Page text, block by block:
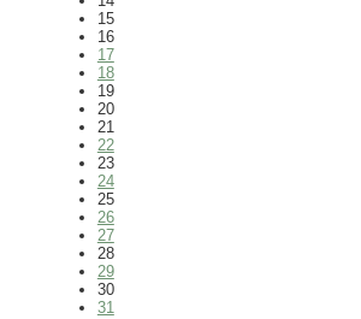
15
16
17
18
19
20
21
22
23
24
25
26
27
28
29
30
31